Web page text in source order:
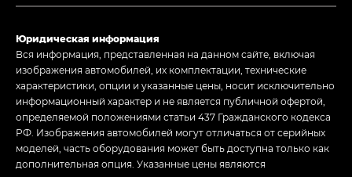
Юридическая информация
Вся информация, представленная на данном сайте, включая
изображения автомобилей, их комплектации, технические
характеристики, опции и указанные цены, носит исключительно
информационный характер и не является публичной офертой,
определяемой положениями статьи 437 Гражданского кодекса
РФ. Изображения автомобилей могут отличаться от серийных
моделей, часть оборудования может быть доступна только как
дополнительная опция. Указанные цены являются